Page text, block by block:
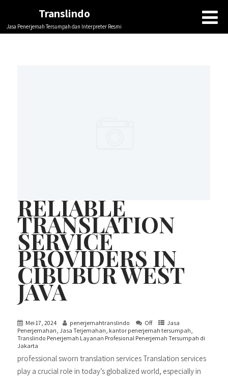
Translindo
Jasa Penerjemah Tersumpah dan Interpreter Resmi
RELIABLE
TRANSLATION
SERVICE
PROVIDERS IN
CIBUBUR WEST
JAVA
Mei 17, 2024 penerjemahtranslindo Off
Jasa
Penerjemahan Jasa Terjemahan kantor penerjemah tersumpah
Translindo Penerjemah Layanan Profesional Penerjemah Tersumpah di
Jakarta
professional sworn translation services Translation services
play a crucial role in today’s globalized world, especially in